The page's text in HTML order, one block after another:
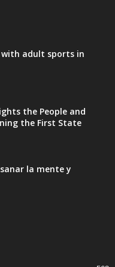
adult sports in
the People and
the First State
la mente y